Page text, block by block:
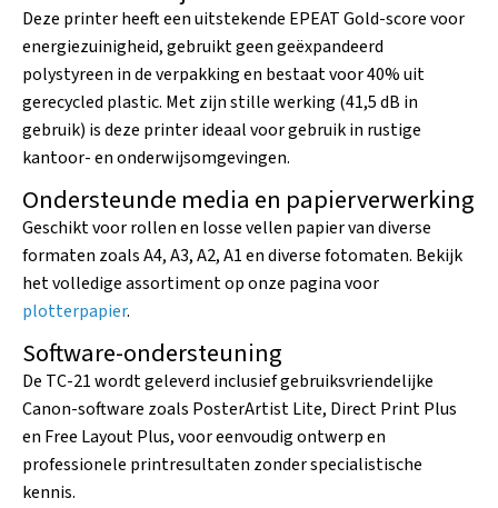
Deze printer heeft een uitstekende EPEAT Gold-score voor
energiezuinigheid, gebruikt geen geëxpandeerd
polystyreen in de verpakking en bestaat voor 40% uit
gerecycled plastic. Met zijn stille werking (41,5 dB in
gebruik) is deze printer ideaal voor gebruik in rustige
kantoor- en onderwijsomgevingen.
Ondersteunde media en papierverwerking
Geschikt voor rollen en losse vellen papier van diverse
formaten zoals A4, A3, A2, A1 en diverse fotomaten. Bekijk
het volledige assortiment op onze pagina voor
plotterpapier.
Software-ondersteuning
De TC-21 wordt geleverd inclusief gebruiksvriendelijke
Canon-software zoals PosterArtist Lite, Direct Print Plus
en Free Layout Plus, voor eenvoudig ontwerp en
professionele printresultaten zonder specialistische
kennis.